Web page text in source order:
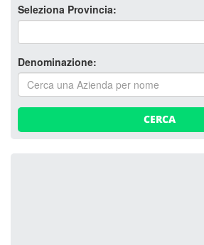
Seleziona Provincia:
Denominazione:
CERCA